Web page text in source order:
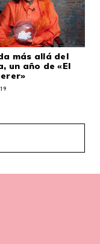
más allá del
un año de «El